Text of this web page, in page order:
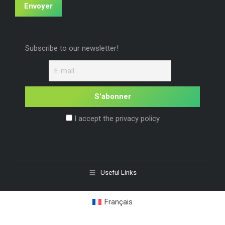
Envoyer
Subscribe to our newsletter!
I accept the privacy policy
Useful Links
Français